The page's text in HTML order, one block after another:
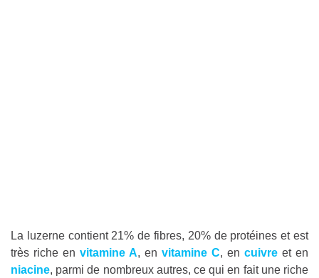
La luzerne contient 21% de fibres, 20% de protéines et est
très riche en vitamine A, en vitamine C, en cuivre et en
niacine, parmi de nombreux autres, ce qui en fait une riche